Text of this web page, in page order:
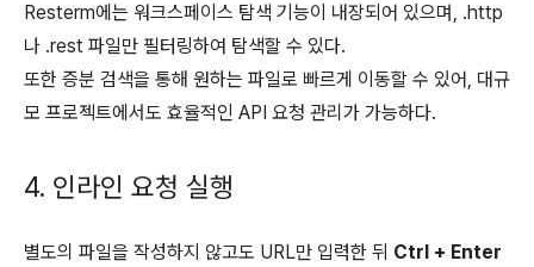
Resterm에는 워크스페이스 탐색 기능이 내장되어 있으며, .http
나 .rest 파일만 필터링하여 탐색할 수 있다.
또한 증분 검색을 통해 원하는 파일로 빠르게 이동할 수 있어, 대규
모 프로젝트에서도 효율적인 API 요청 관리가 가능하다.
4. 인라인 요청 실행
별도의 파일을 작성하지 않고도 URL만 입력한 뒤 Ctrl + Enter